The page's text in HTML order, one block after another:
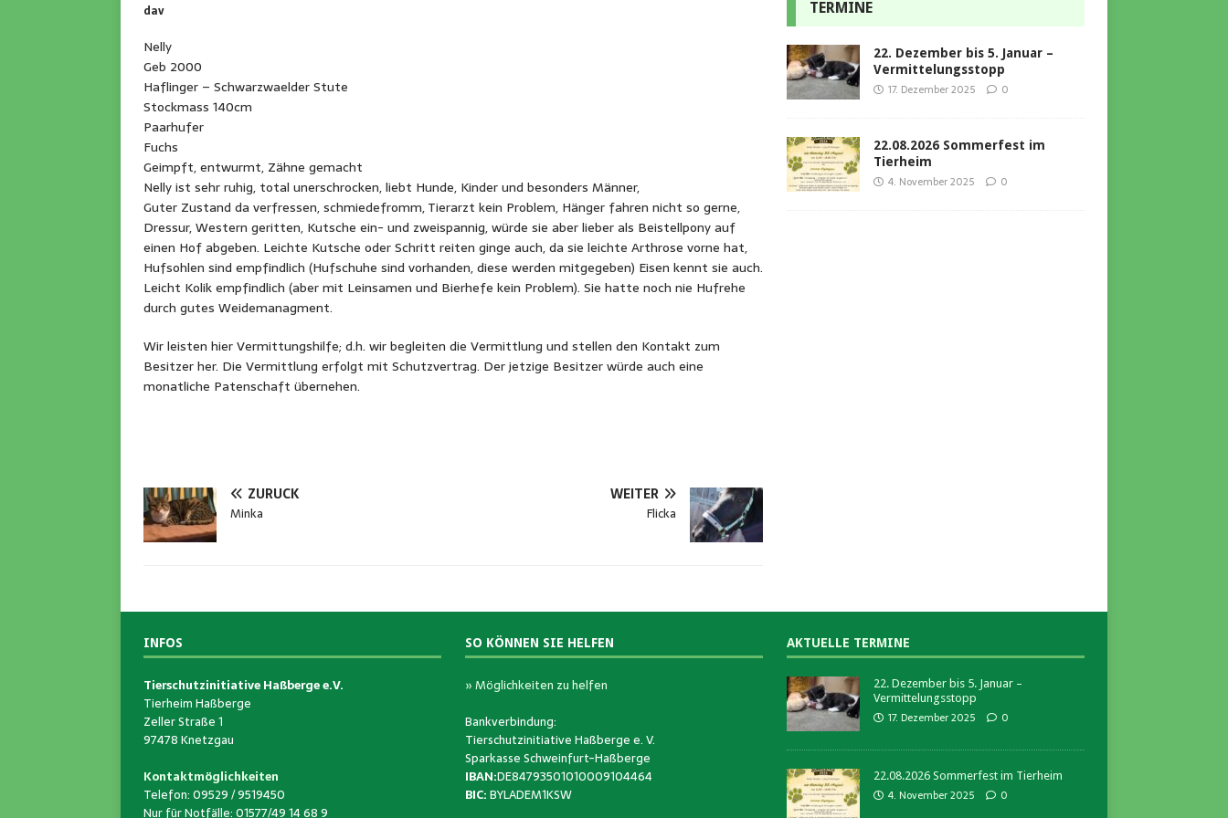
dav
Nelly
Geb 2000
Haflinger – Schwarzwaelder Stute
Stockmass 140cm
Paarhufer
Fuchs
Geimpft, entwurmt, Zähne gemacht
Nelly ist sehr ruhig, total unerschrocken, liebt Hunde, Kinder und besonders Männer,
Guter Zustand da verfressen, schmiedefromm, Tierarzt kein Problem, Hänger fahren nicht so gerne,
Dressur, Western geritten, Kutsche ein- und zweispannig, würde sie aber lieber als Beistellpony auf
einen Hof abgeben. Leichte Kutsche oder Schritt reiten ginge auch, da sie leichte Arthrose vorne hat,
Hufsohlen sind empfindlich (Hufschuhe sind vorhanden, diese werden mitgegeben) Eisen kennt sie auch.
Leicht Kolik empfindlich (aber mit Leinsamen und Bierhefe kein Problem). Sie hatte noch nie Hufrehe
durch gutes Weidemanagment.
Wir leisten hier Vermittungshilfe; d.h. wir begleiten die Vermittlung und stellen den Kontakt zum
Besitzer her. Die Vermittlung erfolgt mit Schutzvertrag. Der jetzige Besitzer würde auch eine
monatliche Patenschaft übernehen.
ZURÜCK
Minka
WEITER
Flicka
TERMINE
22. Dezember bis 5. Januar –
Vermittelungsstopp
17. Dezember 2025 0
22.08.2026 Sommerfest im
Tierheim
4. November 2025 0
INFOS
Tierschutzinitiative Haßberge e.V.
Tierheim Haßberge
Zeller Straße 1
97478 Knetzgau
Kontaktmöglichkeiten
Telefon: 09529 / 9519450
Nur für Notfälle: 01577/49 14 68 9
SO KÖNNEN SIE HELFEN
» Möglichkeiten zu helfen
Bankverbindung:
Tierschutzinitiative Haßberge e. V.
Sparkasse Schweinfurt-Haßberge
IBAN:DE84793501010009104464
BIC:BYLADEM1KSW
AKTUELLE TERMINE
22. Dezember bis 5. Januar –
Vermittelungsstopp
17. Dezember 2025 0
22.08.2026 Sommerfest im Tierheim
4. November 2025 0